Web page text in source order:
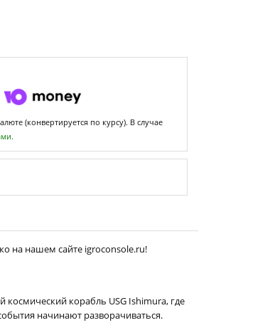
(конвертируется по курсу). В случае
на нашем сайте igroconsole.ru!
космический корабль USG Ishimura, где
начинают разворачиваться.